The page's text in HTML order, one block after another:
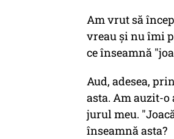
Am vrut să
vreau şi nu îmi
ce înseamnă
Aud, adesea,
asta. Am auzit-o
jurul meu.
înseamnă asta?